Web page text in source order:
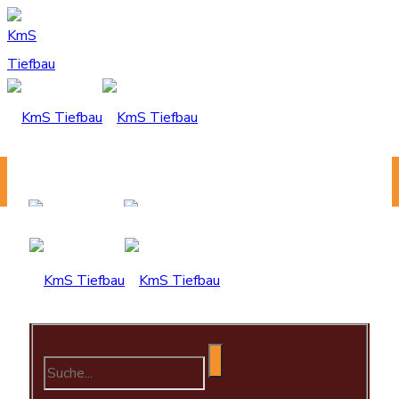
Home
KmS Tiefbau - Ein guter Plan.